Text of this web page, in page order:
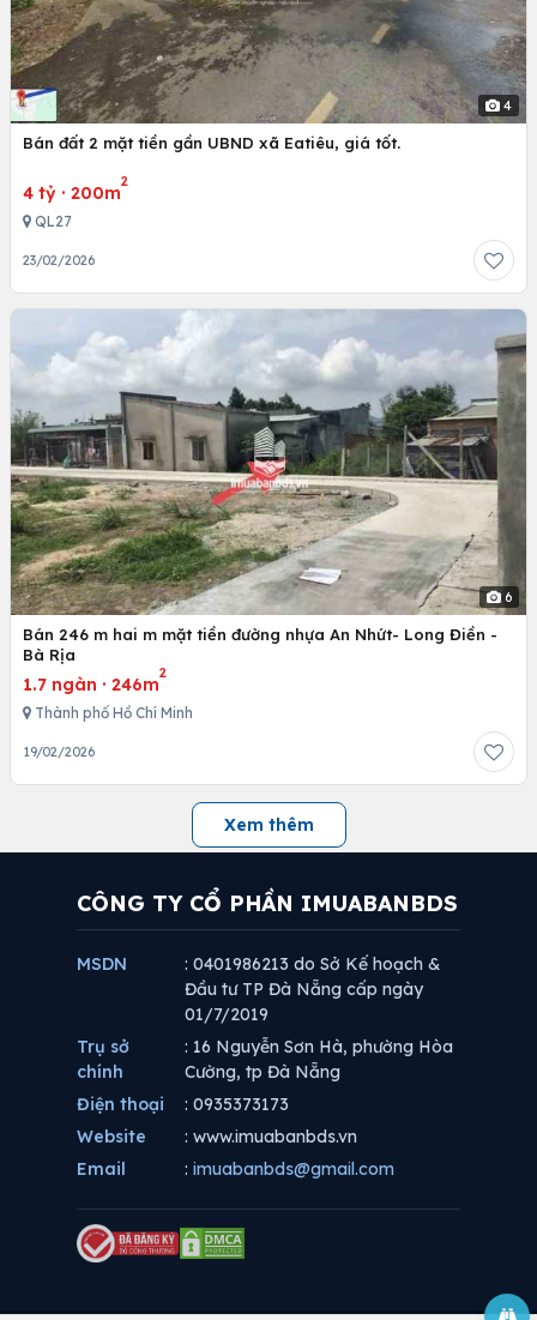
4
Bán đất 2 mặt tiền gần UBND xã Eatiêu, giá tốt.
4 tỷ · 200m
2
QL27
23/02/2026
6
Bán 246 m hai m mặt tiền đường nhựa An Nhứt- Long Điền -
Bà Rịa
1.7 ngàn · 246m
2
Thành phố Hồ Chí Minh
19/02/2026
Xem thêm
CÔNG TY CỔ PHẦN IMUABANBDS
MSDN
: 0401986213 do Sở Kế hoạch &
Đầu tư TP Đà Nẵng cấp ngày
01/7/2019
Trụ sở
chính
: 16 Nguyễn Sơn Hà, phường Hòa
Cường, tp Đà Nẵng
Điện thoại
: 0935373173
Website
: www.imuabanbds.vn
Email
: imuabanbds@gmail.com